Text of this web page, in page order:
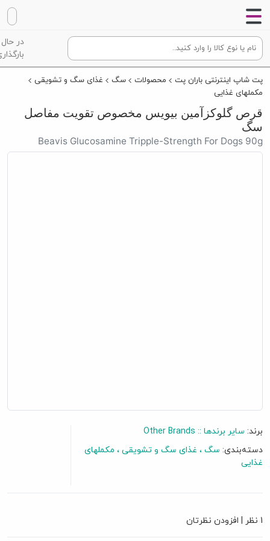
در حال
پت شاپ اینترنتی باران پت محصولات سگ
غذای سگ و تشویقی
مکملهای غذایی
قرص گلوکزآمین بیویس مخصوص تقویت مفاصل
سگ
Beavis Glucosamine Tripple-Strength For Dogs 90g
برند: سایر برندها :: Other Brands
دسته‌بندی: سگ غذای سگ و تشویقی
مکملهای
غذایی
1 نظر افزودن نظرتان